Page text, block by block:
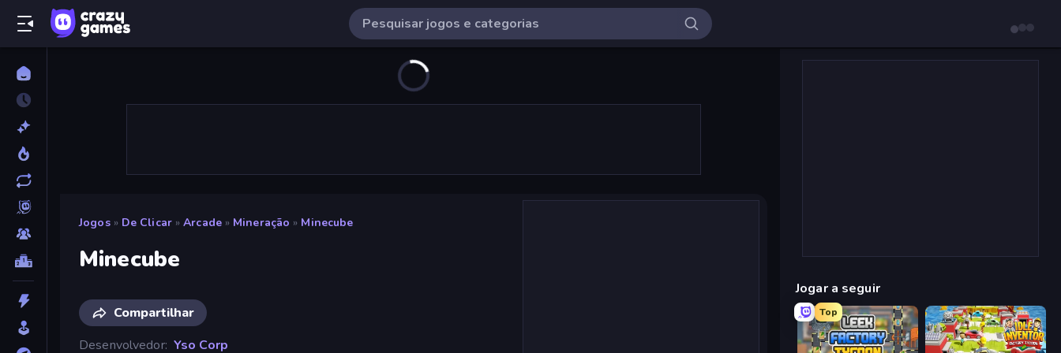
Jogos » De Clicar » Arcade » Mineração » Minecube
Minecube
Compartilhar
Desenvolvedor Yso Corp
Jogar a seguir
Top